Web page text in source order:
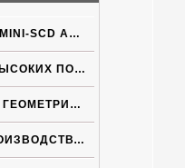
МИНИ-СВЕРЛА ISCAR MINI-SCD ACPN С ВНУТРЕННИМ ПОДВОДОМ СОЖ
ФРЕЗЕРОВАНИЕ НА ВЫСОКИХ ПОДАЧАХ
ВЫБОР ПРАВИЛЬНОЙ ГЕОМЕТРИИ ПЛАСТИН ISCAR ДЛЯ ТРУДНOОБРАБАТЫВАЕМЫХ МАТЕРИАЛОВ
ИНСТРУМЕНТ ДЛЯ ПРОИЗВОДСТВА ЭЛЕКТРОМОБИЛЕЙ НОВОГО ПОКОЛЕНИЯ